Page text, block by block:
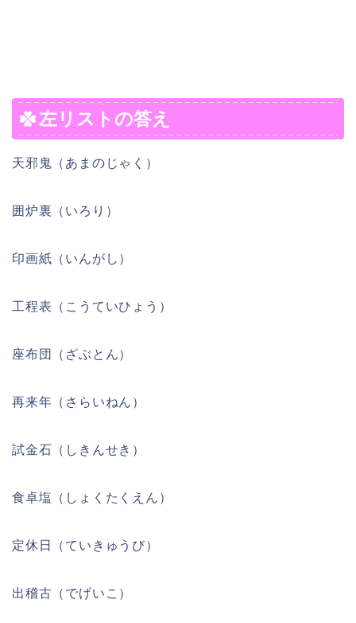
左リストの答え
天邪鬼（あまのじゃく）
囲炉裏（いろり）
印画紙（いんがし）
工程表（こうていひょう）
座布団（ざぶとん）
再来年（さらいねん）
試金石（しきんせき）
食卓塩（しょくたくえん）
定休日（ていきゅうび）
出稽古（でげいこ）